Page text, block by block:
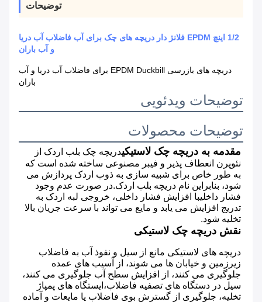
توضیحات
1/2 اینچ EPDM فلانژ دار دریچه های چک برای آب فاضلاب آب دریا
و آب باران
دریچه های بازرسی EPDM Duckbill برای فاضلاب آب دریا و آب
باران
توضیحات ویدئویی
توضیحات محصولات
مقدمه به دریچه چک لاستیکی
تخلیه شود.
نقش دریچه چک لاستیکی